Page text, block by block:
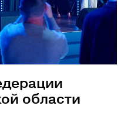
области